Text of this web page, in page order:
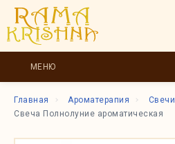
МЕНЮ
Главная Ароматерапия
Свечи
Свеча Полнолуние ароматическая